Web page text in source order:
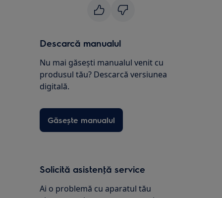
Descarcă manualul
Nu mai găsești manualul venit cu
produsul tău? Descarcă versiunea
digitală.
Găsește manualul
Solicită asistenţă service
Ai o problemă cu aparatul tău